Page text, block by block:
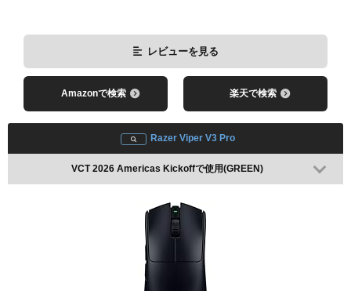
レビューを見る
Amazonで検索 楽天で検索
Razer Viper V3 Pro
VCT 2026 Americas Kickoffで使用(GREEN)